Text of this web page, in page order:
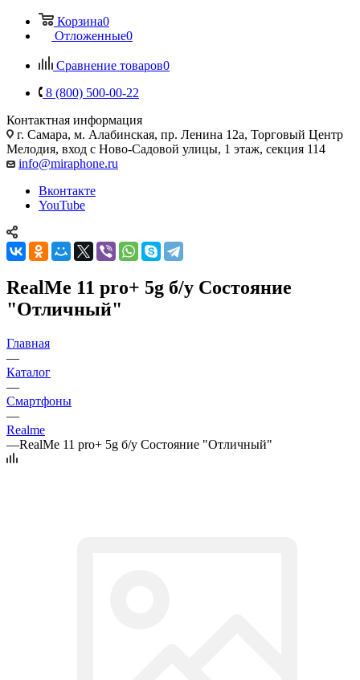
Корзина0
Отложенные0
Сравнение товаров0
8 (800) 500-00-22
Контактная информация
г. Самара, м. Алабинская, пр. Ленина 12а, Торговый Центр
Мелодия, вход с Ново-Садовой улицы, 1 этаж, секция 114
info@miraphone.ru
Вконтакте
YouTube
RealMe 11 pro+ 5g б/у Состояние
"Отличный"
Главная
—
Каталог
—
Смартфоны
—
Realme
—RealMe 11 pro+ 5g б/у Состояние "Отличный"